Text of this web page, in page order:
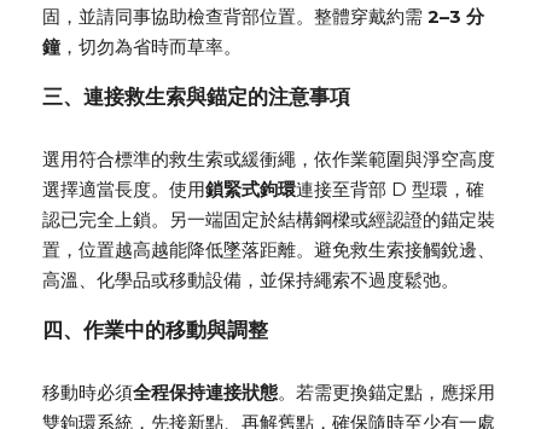
固，並請同事協助檢查背部位置。整體穿戴約需 2–3 分
鐘，切勿為省時而草率。
三、連接救生索與錨定的注意事項
選用符合標準的救生索或緩衝繩，依作業範圍與淨空高度
選擇適當長度。使用鎖緊式鉤環連接至背部 D 型環，確
認已完全上鎖。另一端固定於結構鋼樑或經認證的錨定裝
置，位置越高越能降低墜落距離。避免救生索接觸銳邊、
高溫、化學品或移動設備，並保持繩索不過度鬆弛。
四、作業中的移動與調整
移動時必須全程保持連接狀態。若需更換錨定點，應採用
雙鉤環系統，先接新點、再解舊點，確保隨時至少有一處